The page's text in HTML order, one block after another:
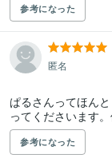
参考になった
匿名
ぱるさんってほん
ってくださいます
参考になった